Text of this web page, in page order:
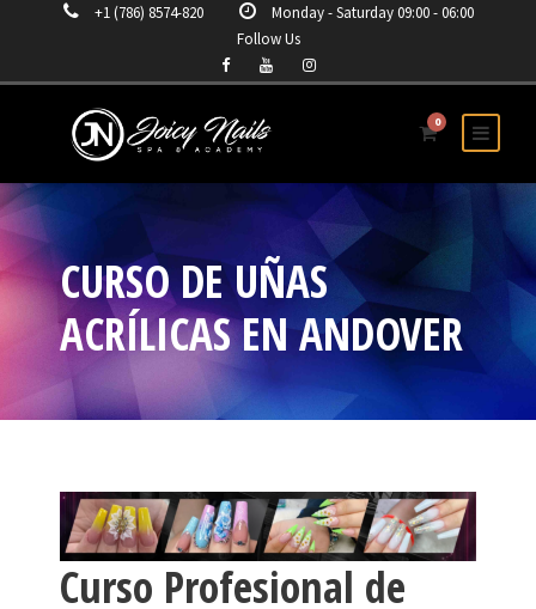
+1 (786) 8574-820
Monday - Saturday 09:00 - 06:00
Follow Us
0
CURSO DE UÑAS
ACRÍLICAS EN ANDOVER
Curso Profesional de